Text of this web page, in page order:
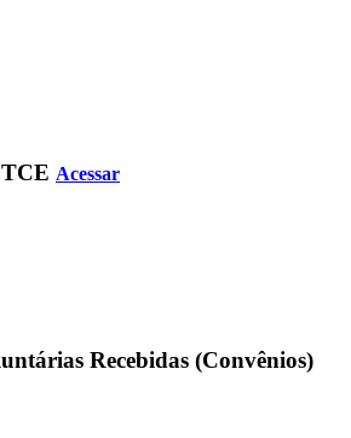
Acessar
Recebidas (Convênios)